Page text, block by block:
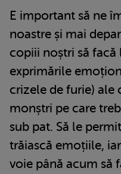
E important să ne
noastre și mai
copiii noștri să facă
exprimările
crizele de furie) ale
monștri pe care
sub pat. Să le
trăiască emoțiile,
voie până acum să